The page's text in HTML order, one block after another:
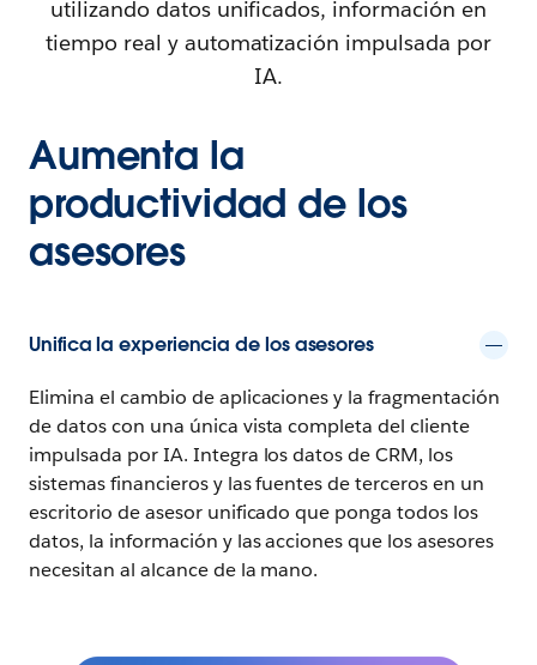
utilizando datos unificados, información en
tiempo real y automatización impulsada por
IA.
Aumenta la
productividad de los
asesores
Unifica la experiencia de los asesores
Elimina el cambio de aplicaciones y la fragmentación
de datos con una única vista completa del cliente
impulsada por IA. Integra los datos de CRM, los
sistemas financieros y las fuentes de terceros en un
escritorio de asesor unificado que ponga todos los
datos, la información y las acciones que los asesores
necesitan al alcance de la mano.